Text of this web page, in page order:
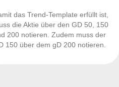
das Trend-Template erfüllt ist,
die Aktie über den GD 50, 150
200 notieren. Zudem muss der
150 über dem gD 200 notieren.